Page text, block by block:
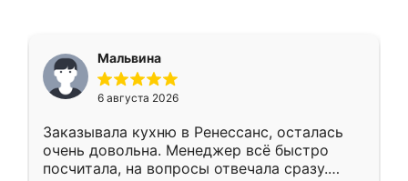
Мальвина
6 августа 2026
Заказывала кухню в Ренессанс, осталась
очень довольна. Менеджер всё быстро
посчитала, на вопросы отвечала сразу.